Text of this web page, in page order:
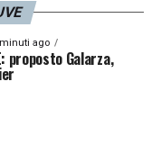
ago
proposto Galarza,